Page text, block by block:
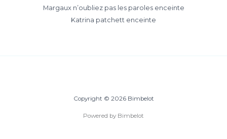
Margaux n’oubliez pas les paroles enceinte
Katrina patchett enceinte
Copyright © 2026 Bimbelot
Powered by Bimbelot